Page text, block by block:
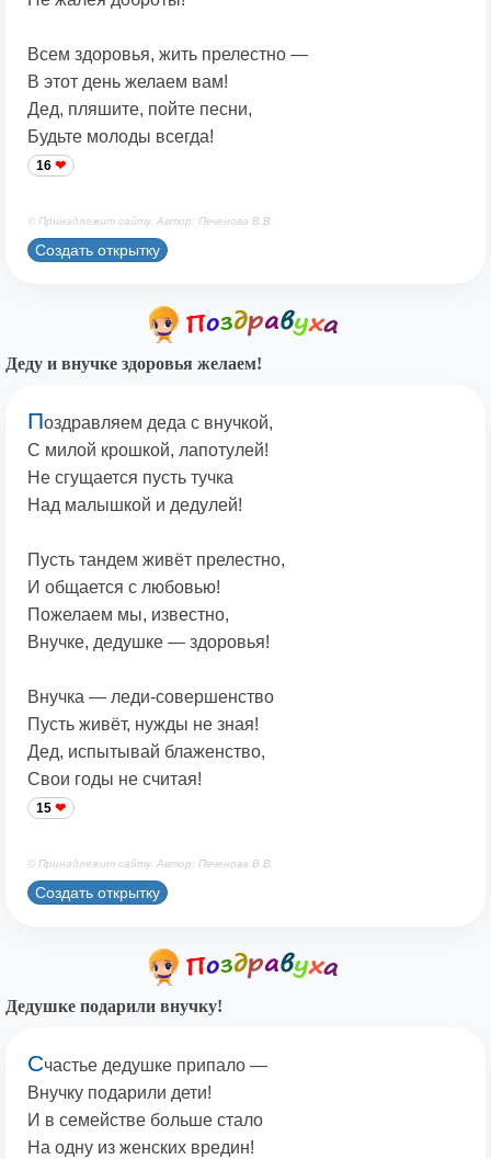
Всем здоровья, жить прелестно —
В этот день желаем вам!
Дед, пляшите, пойте песни,
Будьте молоды всегда!
16
© Принадлежит сайту. Автор: Печенова В.В.
Создать открытку
Деду и внучке здоровья желаем!
Поздравляем деда с внучкой,
С милой крошкой, лапотулей!
Не сгущается пусть тучка
Над малышкой и дедулей!
Пусть тандем живёт прелестно,
И общается с любовью!
Пожелаем мы, известно,
Внучке, дедушке — здоровья!
Внучка — леди-совершенство
Пусть живёт, нужды не зная!
Дед, испытывай блаженство,
Свои годы не считая!
15
© Принадлежит сайту. Автор: Печенова В.В.
Создать открытку
Дедушке подарили внучку!
Счастье дедушке припало —
Внучку подарили дети!
И в семействе больше стало
На одну из женских вредин!